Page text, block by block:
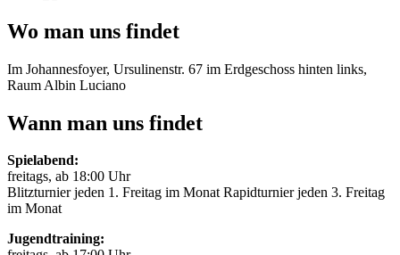
Wo man uns findet
Im Johannesfoyer, Ursulinenstr. 67 im Erdgeschoss hinten links,
Raum Albin Luciano
Wann man uns findet
Spielabend:
freitags, ab 18:00 Uhr
Blitzturnier jeden 1. Freitag im Monat Rapidturnier jeden 3. Freitag
im Monat
Jugendtraining: